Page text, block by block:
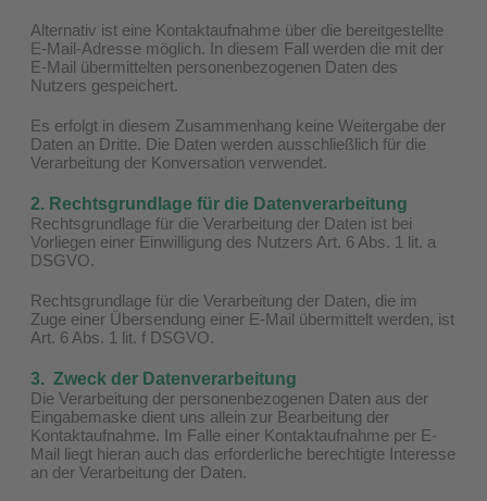
Alternativ ist eine Kontaktaufnahme über die bereitgestellte
E-Mail-Adresse möglich. In diesem Fall werden die mit der
E-Mail übermittelten personenbezogenen Daten des
Nutzers gespeichert.
Es erfolgt in diesem Zusammenhang keine Weitergabe der
Daten an Dritte. Die Daten werden ausschließlich für die
Verarbeitung der Konversation verwendet.
2. Rechtsgrundlage für die Datenverarbeitung
Rechtsgrundlage für die Verarbeitung der Daten ist bei
Vorliegen einer Einwilligung des Nutzers Art. 6 Abs. 1 lit. a
DSGVO.
Rechtsgrundlage für die Verarbeitung der Daten, die im
Zuge einer Übersendung einer E-Mail übermittelt werden, ist
Art. 6 Abs. 1 lit. f DSGVO.
3. Zweck der Datenverarbeitung
Die Verarbeitung der personenbezogenen Daten aus der
Eingabemaske dient uns allein zur Bearbeitung der
Kontaktaufnahme. Im Falle einer Kontaktaufnahme per E-
Mail liegt hieran auch das erforderliche berechtigte Interesse
an der Verarbeitung der Daten.